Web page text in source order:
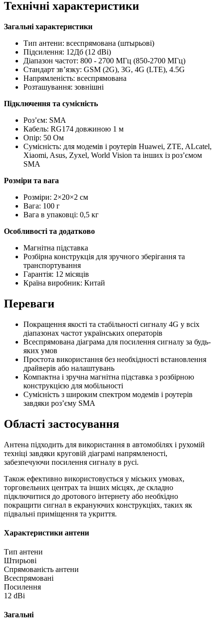
Технічні характеристики
Загальні характеристики
Тип антени: всеспрямована (штырьові)
Підсилення: 12Дб (12 dBi)
Діапазон частот: 800 - 2700 МГц (850-2700 МГц)
Стандарт зв’язку: GSM (2G), 3G, 4G (LTE), 4.5G
Напрямленість: всеспрямована
Розташування: зовнішні
Підключення та сумісність
Роз’єм: SMA
Кабель: RG174 довжиною 1 м
Опір: 50 Ом
Сумісність: для модемів і роутерів Huawei, ZTE, ALcatel,
Xiaomi, Asus, Zyxel, World Vision та інших із роз’ємом
SMA
Розміри та вага
Розміри: 2×20×2 см
Вага: 100 г
Вага в упаковці: 0,5 кг
Особливості та додатково
Магнітна підставка
Розбірна конструкція для зручного зберігання та
транспортування
Гарантія: 12 місяців
Країна виробник: Китай
Переваги
Покращення якості та стабільності сигналу 4G у всіх
діапазонах частот українських операторів
Всеспрямована діаграма для посилення сигналу за будь-
яких умов
Простота використання без необхідності встановлення
драйверів або налаштувань
Компактна і зручна магнітна підставка з розбірною
конструкцією для мобільності
Сумісність з широким спектром модемів і роутерів
завдяки роз’єму SMA
Області застосування
Антена підходить для використання в автомобілях і рухомій
техніці завдяки круговій діаграмі напрямленості,
забезпечуючи посилення сигналу в русі.
Також ефективно використовується у міських умовах,
торговельних центрах та інших місцях, де складно
підключитися до дротового інтернету або необхідно
покращити сигнал в екрануючих конструкціях, таких як
підвальні приміщення та укриття.
Характеристики антени
Тип антени
Штирьові
Спрямованість антени
Всеспрямовані
Посилення
12 dBi
Загальні